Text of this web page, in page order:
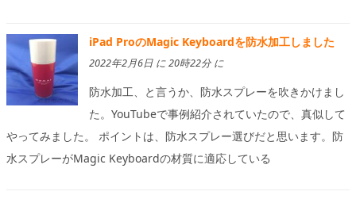
iPad ProのMagic Keyboardを防水加工しました
2022年2月6日 に 20時22分 に
防水加工、と言うか、防水スプレーを吹きかけまし
た。YouTubeで事例紹介されていたので、真似して
やってみました。 ポイントは、防水スプレー選びだと思います。防
水スプレーがMagic Keyboardの材質に適応している